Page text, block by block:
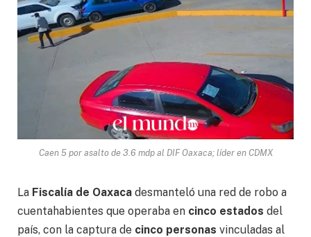
Caen 5 por asalto de 3.6 mdp al DIF Oaxaca; líder en CDMX
La Fiscalía de Oaxaca desmanteló una red de robo a
cuentahabientes que operaba en cinco estados del
país, con la captura de cinco personas vinculadas al